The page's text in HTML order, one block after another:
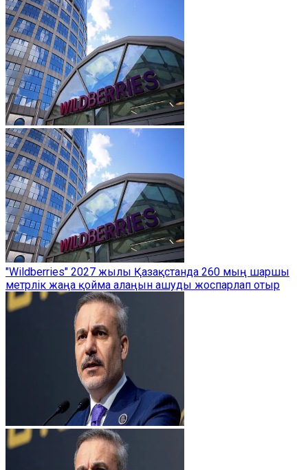
"Wildberries" 2027 жылы Қазақстанда 260 мың шаршы
метрлік жаңа қойма алаңын ашуды жоспарлап отыр